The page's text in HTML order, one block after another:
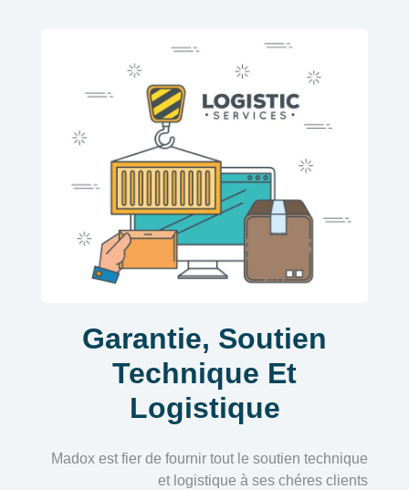
Garantie, Soutien
Technique Et
Logistique
Madox est fier de fournir tout le soutien technique
et logistique à ses chéres clients